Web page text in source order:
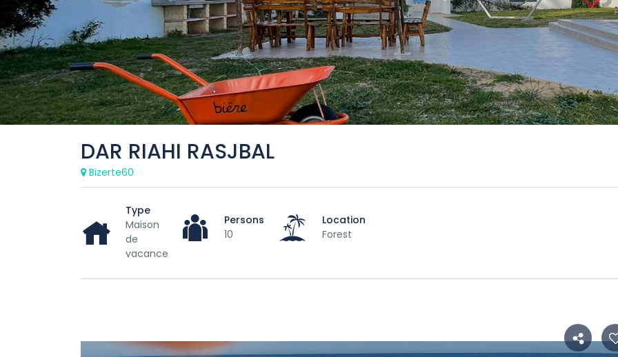
DAR RIAHI RASJBAL
Bizerte60
Type
Maison
de
vacance
Persons
10
Location
Forest